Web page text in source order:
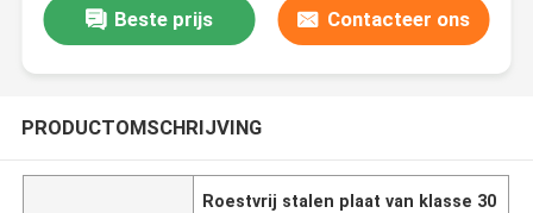
Beste prijs Contacteer ons
PRODUCTOMSCHRIJVING
Roestvrij stalen plaat van klasse 30